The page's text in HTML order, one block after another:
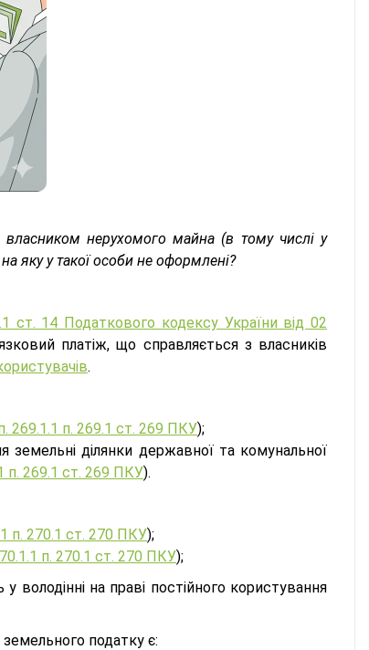
нерухомого майна (в тому числі у
яку у такої особи не оформлені?
ст. 14 Податкового кодексу України від 02
платіж, що справляється з власників
.
269.1.1 п. 269.1 ст. 269 ПКУ);
земельні ділянки державної та комунальної
п. 269.1 ст. 269 ПКУ).
п. 270.1 ст. 270 ПКУ);
п. 270.1 ст. 270 ПКУ);
володінні на праві постійного користування
податку є: